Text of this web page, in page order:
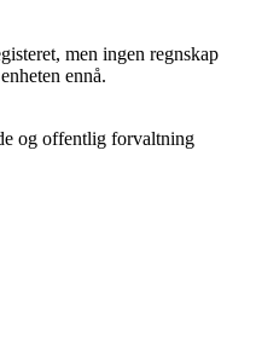
men ingen regnskap
ennå.
og offentlig forvaltning